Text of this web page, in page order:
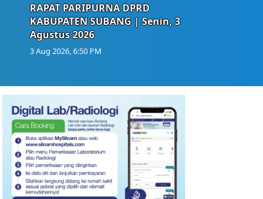
RAPAT PARIPURNA DPRD
KABUPATEN SUBANG | Senin, 3
Agustus 2026
3 Aug 2026, 6:50 PM